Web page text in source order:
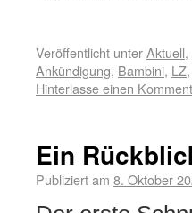
Veröffentlicht unterAktuell,
Ankündigung, Bambini, LZ,
Hinterlasse einen
Ein
Publiziert am 8. Oktober